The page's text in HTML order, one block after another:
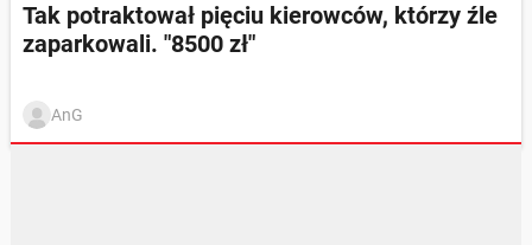
Tak potraktował pięciu kierowców, którzy źle
zaparkowali. "8500 zł"
AnG